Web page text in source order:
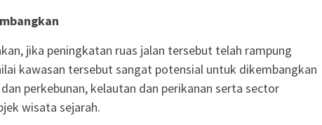
jika peningkatan ruas jalan tersebut telah rampung
kawasan tersebut sangat potensial untuk dikembangkan
perkebunan, kelautan dan perikanan serta sector
wisata sejarah.